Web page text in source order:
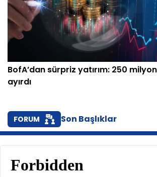
BofA’dan sürpriz yatırım: 250
ayırdı
FORUM Son Başlıklar